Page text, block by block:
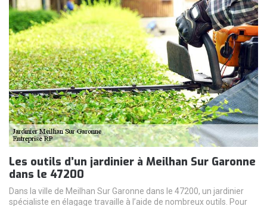
Les outils d’un jardinier à Meilhan Sur Garonne
dans le 47200
Dans la ville de Meilhan Sur Garonne dans le 47200, un jardinier
spécialiste en élagage travaille à l’aide de nombreux outils. Pour